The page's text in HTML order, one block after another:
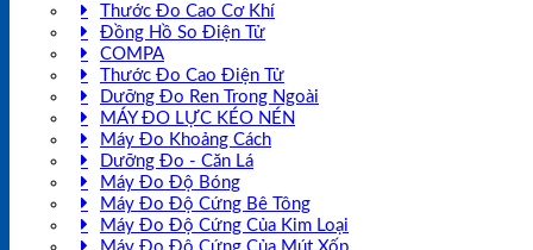
Thước Đo Cao Cơ Khí
Đồng Hồ So Điện Tử
COMPA
Thước Đo Cao Điện Tử
Dưỡng Đo Ren Trong Ngoài
MÁY ĐO LỰC KÉO NÉN
Máy Đo Khoảng Cách
Dưỡng Đo - Căn Lá
Máy Đo Độ Bóng
Máy Đo Độ Cứng Bê Tông
Máy Đo Độ Cứng Của Kim Loại